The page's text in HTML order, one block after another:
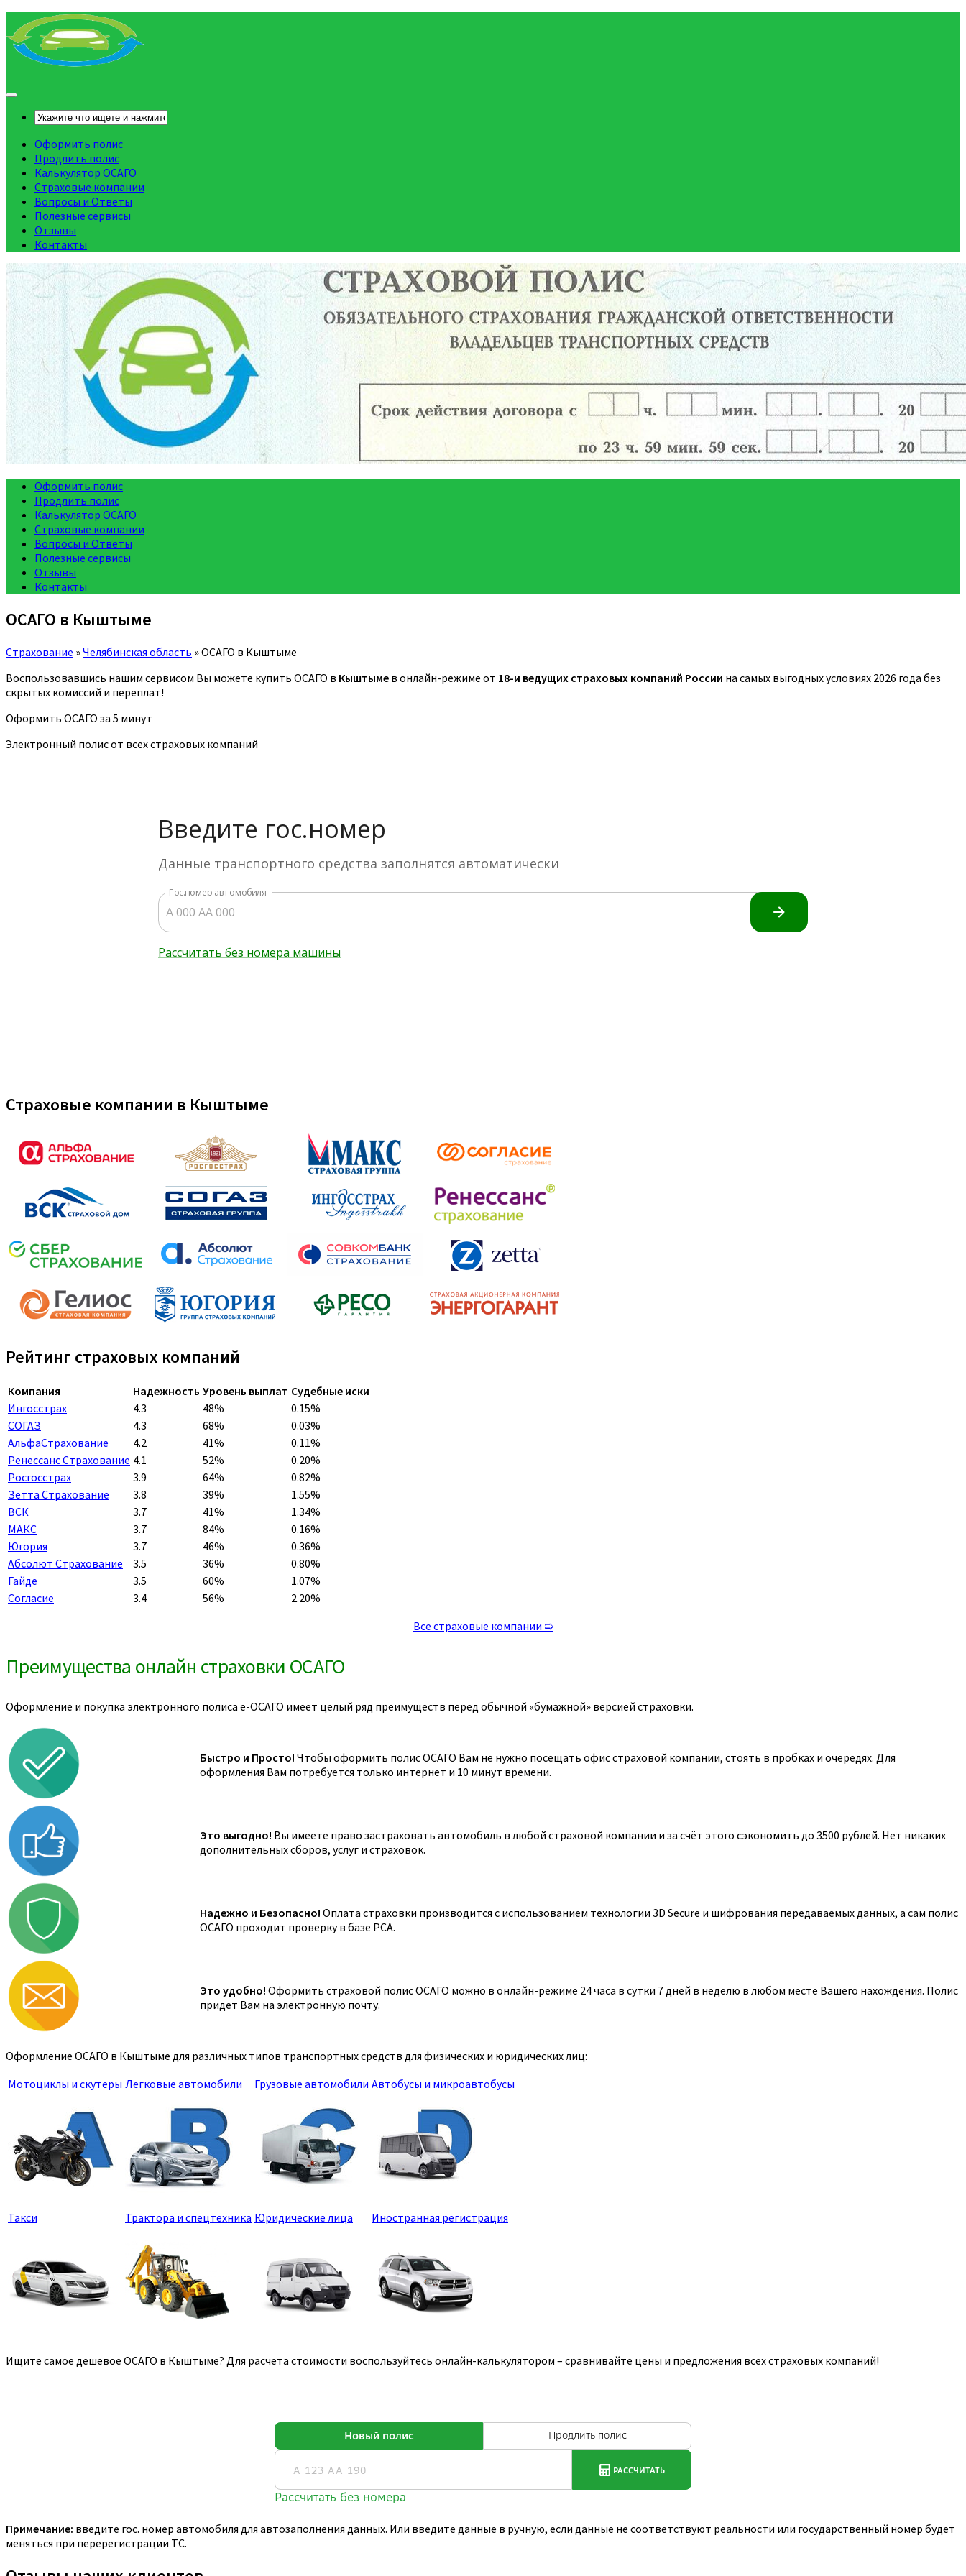
Оформить полис
Продлить полис
Калькулятор ОСАГО
Страховые компании
Вопросы и Ответы
Полезные сервисы
Отзывы
Контакты
Оформить полис
Продлить полис
Калькулятор ОСАГО
Страховые компании
Вопросы и Ответы
Полезные сервисы
Отзывы
Контакты
ОСАГО в Кыштыме
Страхование »Челябинская область »ОСАГО в Кыштыме
Воспользовавшись нашим сервисом Вы можете купить ОСАГО в Кыштыме в онлайн-режиме от 18-и ведущих страховых компаний России на самых выгодных условиях 2026 года без
скрытых комиссий и переплат!
Оформить ОСАГО за 5 минут
Электронный полис от всех страховых компаний
Страховые компании в Кыштыме
Рейтинг страховых компаний
Компания Надежность Уровень выплат Судебные иски
Ингосстрах
4.3 48%
0.15%
СОГАЗ
4.3 68%
0.03%
АльфаСтрахование
4.2 41%
0.11%
Ренессанс Страхование 4.1 52%
0.20%
Росгосстрах
3.9 64%
0.82%
Зетта Страхование
3.8 39%
1.55%
ВСК
3.7 41%
1.34%
МАКС
3.7 84%
0.16%
Югория
3.7 46%
0.36%
Абсолют Страхование
3.5 36%
0.80%
Гайде
3.5 60%
1.07%
Согласие
3.4 56%
2.20%
Все страховые компании ➯
Преимущества онлайн страховки ОСАГО
Оформление и покупка электронного полиса е-ОСАГО имеет целый ряд преимуществ перед обычной «бумажной» версией страховки.
Быстро и Просто! Чтобы оформить полис ОСАГО Вам не нужно посещать офис страховой компании, стоять в пробках и очередях. Для
оформления Вам потребуется только интернет и 10 минут времени.
Это выгодно! Вы имеете право застраховать автомобиль в любой страховой компании и за счёт этого сэкономить до 3500 рублей. Нет никаких
дополнительных сборов, услуг и страховок.
Надежно и Безопасно! Оплата страховки производится с использованием технологии 3D Secure и шифрования передаваемых данных, а сам полис
ОСАГО проходит проверку в базе РСА.
Это удобно! Оформить страховой полис ОСАГО можно в онлайн-режиме 24 часа в сутки 7 дней в неделю в любом месте Вашего нахождения. Полис
придет Вам на электронную почту.
Оформление ОСАГО в Кыштыме для различных типов транспортных средств для физических и юридических лиц:
Мотоциклы и скутеры Легковые автомобили Грузовые автомобили Автобусы и микроавтобусы
Такси Трактора и спецтехника Юридические лица Иностранная регистрация
Ищите самое дешевое ОСАГО в Кыштыме? Для расчета стоимости воспользуйтесь онлайн-калькулятором – сравнивайте цены и предложения всех страховых компаний!
Примечание: введите гос. номер автомобиля для автозаполнения данных. Или введите данные в ручную, если данные не соответствуют реальности или государственный номер будет
меняться при перерегистрации ТС.